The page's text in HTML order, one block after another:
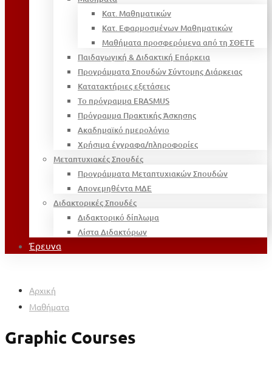
Κατ. Μαθηματικών
Κατ. Εφαρμοσμένων Μαθηματικών
Μαθήματα προσφερόμενα από τη ΣΘΕΤΕ
Παιδαγωγική & Διδακτική Επάρκεια
Προγράμματα Σπουδών Σύντομης Διάρκειας
Κατατακτήριες εξετάσεις
Το πρόγραμμα ERASMUS
Πρόγραμμα Πρακτικής Άσκησης
Ακαδημαϊκό ημερολόγιο
Χρήσιμα έγγραφα/πληροφορίες
Μεταπτυχιακές Σπουδές
Προγράμματα Μεταπτυχιακών Σπουδών
Απονεμηθέντα ΜΔΕ
Διδακτορικές Σπουδές
Διδακτορικό δίπλωμα
Λίστα Διδακτόρων
Έρευνα
Αρχική
Μαθήματα
Graphic Courses